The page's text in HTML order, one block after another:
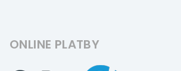
ONLINE PLATBY